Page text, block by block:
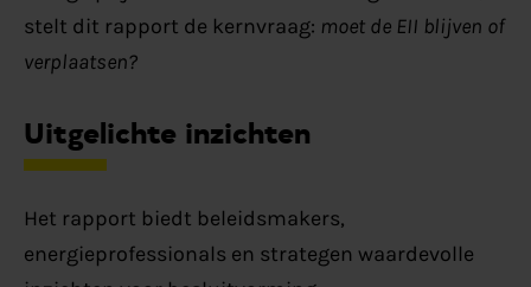
stelt dit rapport de kernvraag: moet de EII blijven of
verplaatsen?
Uitgelichte inzichten
Het rapport biedt beleidsmakers,
energieprofessionals en strategen waardevolle